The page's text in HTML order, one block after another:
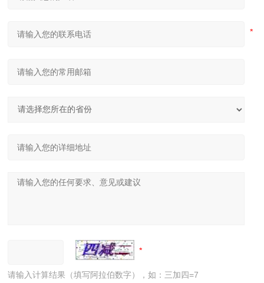
请输入计算结果（填写阿拉伯数字），如：三加四=7